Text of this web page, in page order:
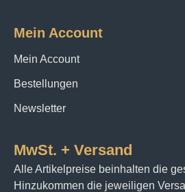
Mein Account
Mein Account
Bestellungen
Newsletter
MwSt. + Versand
Alle Artikelpreise beinhalten die
Hinzukommen die jeweiligen